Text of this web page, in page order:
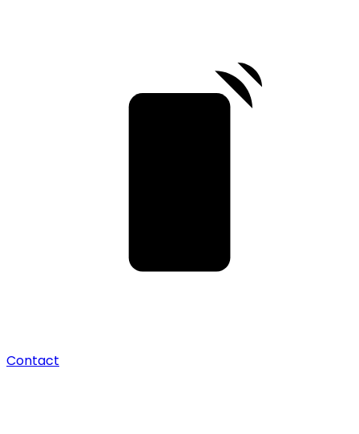
Contact